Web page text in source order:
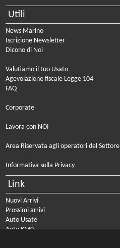
Utili
News Marino
Iscrizione Newsletter
Dicono di Noi
Valutiamo il tuo Usato
Agevolazione fiscale Legge 104
FAQ
Corporate
Lavora con NOI
Area Riservata agli operatori del Settore
Informativa sulla Privacy
Link
Nuovi Arrivi
Prossimi arrivi
Auto Usate
Auto KM0